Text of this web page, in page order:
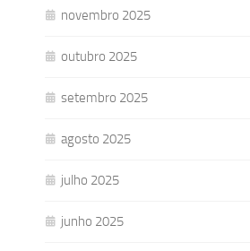
novembro 2025
outubro 2025
setembro 2025
agosto 2025
julho 2025
junho 2025